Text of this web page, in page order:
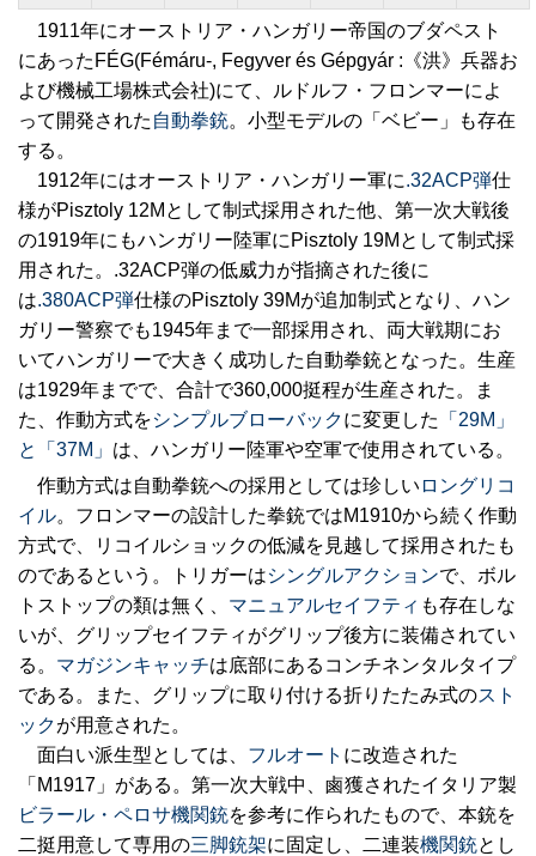
1911年にオーストリア・ハンガリー帝国のブダペスト
にあったFÉG(Fémáru-, Fegyver és Gépgyár :《洪》兵器お
よび機械工場株式会社)にて、ルドルフ・フロンマーによ
って開発された 自動拳銃。小型モデルの「ベビー」も存在
する。
1912年にはオーストリア・ハンガリー軍に.32ACP弾仕
様がPisztoly 12Mとして制式採用された他、第一次大戦後
の1919年にもハンガリー陸軍にPisztoly 19Mとして制式採
用された。.32ACP弾の低威力が指摘された後に
は.380ACP弾仕様のPisztoly 39Mが追加制式となり、ハン
ガリー警察でも1945年まで一部採用され、両大戦期にお
いてハンガリーで大きく成功した自動拳銃となった。生産
は1929年までで、合計で360,000挺程が生産された。ま
た、作動方式をシンプルブローバックに変更した
「29M」
と「37M」 は、ハンガリー陸軍や空軍で使用されている。
作動方式は自動拳銃への採用としては珍しい ロングリコ
イル。フロンマーの設計した拳銃ではM1910から続く作動
方式で、リコイルショックの低減を見越して採用されたも
のであるという。トリガーはシングルアクションで、ボル
トストップの類は無く、 マニュアルセイフティ も存在しな
いが、グリップセイフティがグリップ後方に装備されてい
る。 マガジンキャッチは底部にあるコンチネンタルタイプ
である。また、グリップに取り付ける折りたたみ式のスト
ックが用意された。
面白い派生型としては、 フルオート に改造された
「M1917」がある。第一次大戦中、鹵獲されたイタリア製
ビラール・ペロサ機関銃を参考に作られたもので、本銃を
二挺用意して専用の三脚銃架に固定し、二連装機関銃とし